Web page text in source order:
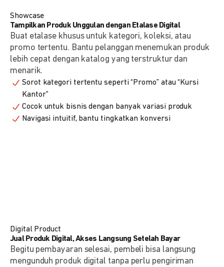
Showcase
Tampilkan Produk Unggulan dengan Etalase Digital
Buat etalase khusus untuk kategori, koleksi, atau
promo tertentu. Bantu pelanggan menemukan produk
lebih cepat dengan katalog yang terstruktur dan
menarik.
Sorot kategori tertentu seperti “Promo” atau “Kursi
Kantor”
Cocok untuk bisnis dengan banyak variasi produk
Navigasi intuitif, bantu tingkatkan konversi
Digital Product
Jual Produk Digital, Akses Langsung Setelah Bayar
Begitu pembayaran selesai, pembeli bisa langsung
mengunduh produk digital tanpa perlu pengiriman